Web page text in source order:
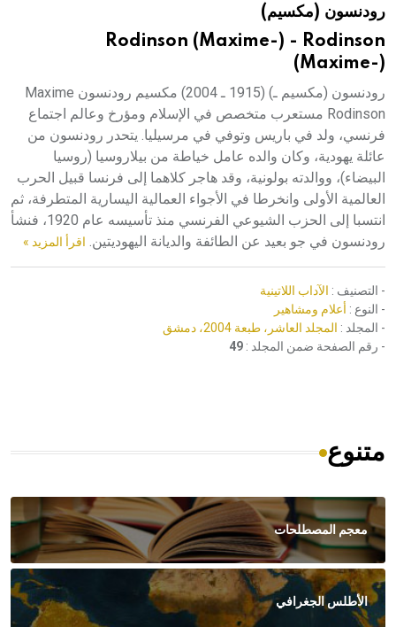
هيئة الموسوعة العربية تطلق موسوعات جديدة في عام 2026رودنسون (مكسيم)
Rodinson (Maxime-) - Rodinson
(Maxime-)
رودنسون (مكسيم ـ) (1915 ـ 2004) مكسيم رودنسون Maxime
Rodinson مستعرب متخصص في الإسلام ومؤرخ وعالم اجتماع
فرنسي، ولد في باريس وتوفي في مرسيليا. يتحدر رودنسون من
عائلة يهودية، وكان والده عامل خياطة من بيلاروسيا (روسيا
البيضاء)، ووالدته بولونية، وقد هاجر كلاهما إلى فرنسا قبيل الحرب
العالمية الأولى وانخرطا في الأجواء العمالية اليسارية المتطرفة، ثم
انتسبا إلى الحزب الشيوعي الفرنسي منذ تأسيسه عام 1920، فنشأ
رودنسون في جو بعيد عن الطائفة والديانة اليهوديتين. اقرأ المزيد »
- التصنيف : الآداب اللاتينية
- النوع : أعلام ومشاهير
- المجلد : المجلد العاشر، طبعة 2004، دمشق
- رقم الصفحة ضمن المجلد : 49
متنوع
معجم المصطلحات
الأطلس الجغرافي